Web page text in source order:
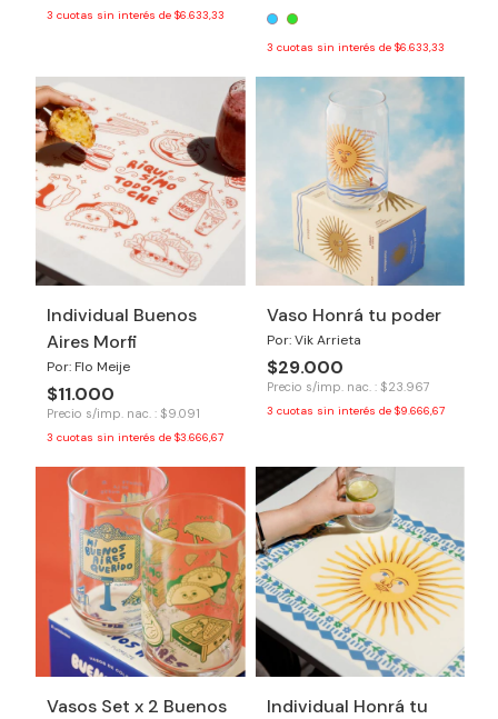
3 cuotas sin interés de $6.633,33
3 cuotas sin interés de $6.633,33
Individual Buenos
Aires Morfi
Por: Flo Meije
$11.000
Precio s/imp. nac. : $9.091
3 cuotas sin interés de $3.666,67
Vaso Honrá tu poder
Por: Vik Arrieta
$29.000
Precio s/imp. nac. : $23.967
3 cuotas sin interés de $9.666,67
Vasos Set x 2 Buenos
Individual Honrá tu